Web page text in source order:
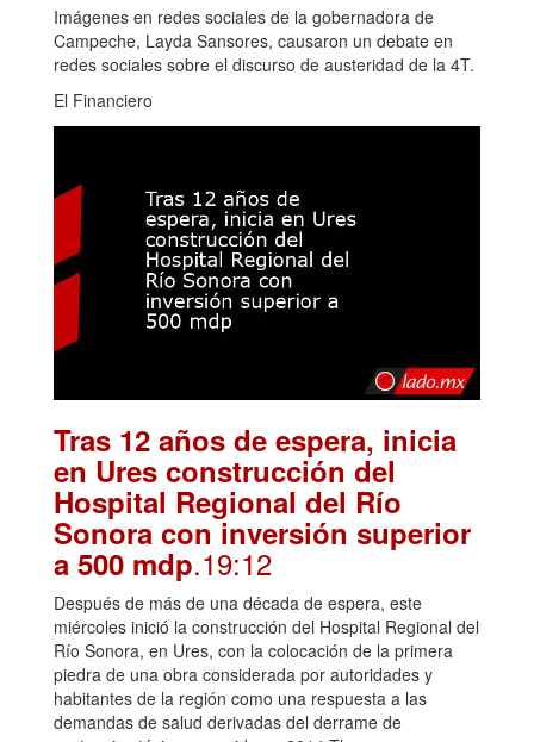
Imágenes en redes sociales de la gobernadora de
Campeche, Layda Sansores, causaron un debate en
redes sociales sobre el discurso de austeridad de la 4T.
El Financiero
Tras 12 años de espera, inicia
en Ures construcción del
Hospital Regional del Río
Sonora con inversión superior
a 500 mdp.19:12
Después de más de una década de espera, este
miércoles inició la construcción del Hospital Regional del
Río Sonora, en Ures, con la colocación de la primera
piedra de una obra considerada por autoridades y
habitantes de la región como una respuesta a las
demandas de salud derivadas del derrame de